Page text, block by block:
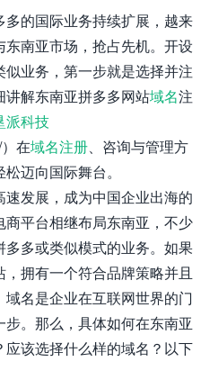
的国际业务持续扩展，越来
南亚市场，抢占先机。开设
业务，第一步就是选择并注
讲解东南亚拼多多网站域名注
派科技
在域名注册、咨询与管理方
迈向国际舞台。
发展，成为中国企业出海的
平台相继布局东南亚，不少
多或类似模式的业务。如果
拥有一个符合品牌策略并且
名是企业在互联网世界的门
。那么，具体如何在东南亚
应该选择什么样的域名？以下